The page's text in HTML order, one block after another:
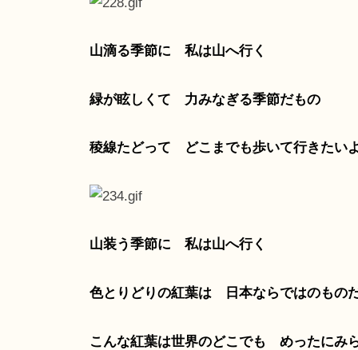
山滴る季節に 私は山へ行く
緑が眩しくて 力みなぎる季節だもの
稜線たどって どこまでも歩いて行きたい
山装う季節に 私は山へ行く
色とりどりの紅葉は 日本ならではのもの
こんな紅葉は世界のどこでも めったにみ